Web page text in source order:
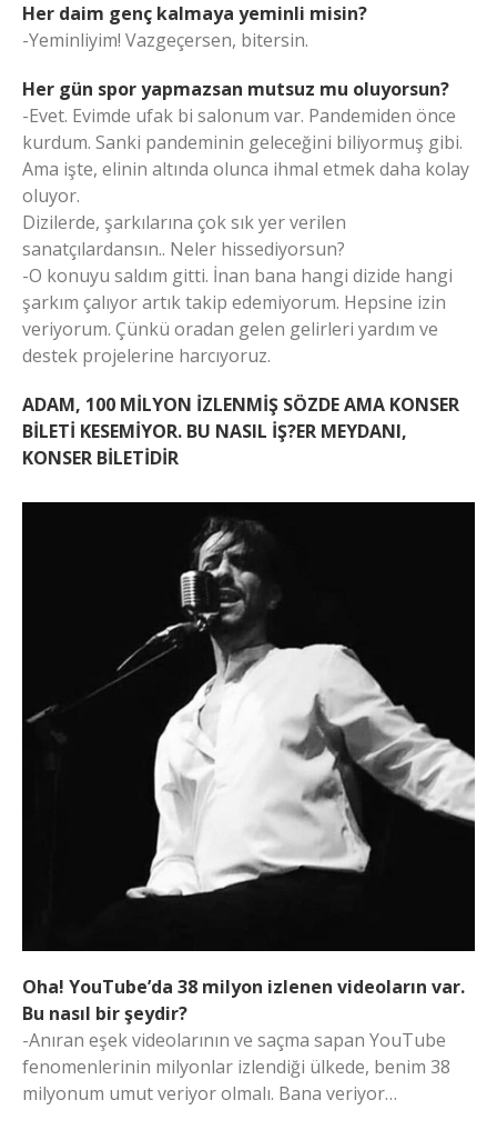
Her daim genç kalmaya yeminli misin?
-Yeminliyim! Vazgeçersen, bitersin.
Her gün spor yapmazsan mutsuz mu oluyorsun?
-Evet. Evimde ufak bi salonum var. Pandemiden önce
kurdum. Sanki pandeminin geleceğini biliyormuş gibi.
Ama işte, elinin altında olunca ihmal etmek daha kolay
oluyor.
Dizilerde, şarkılarına çok sık yer verilen
sanatçılardansın.. Neler hissediyorsun?
-O konuyu saldım gitti. İnan bana hangi dizide hangi
şarkım çalıyor artık takip edemiyorum. Hepsine izin
veriyorum. Çünkü oradan gelen gelirleri yardım ve
destek projelerine harcıyoruz.
ADAM, 100 MİLYON İZLENMİŞ SÖZDE AMA KONSER
BİLETİ KESEMİYOR. BU NASIL İŞ?ER MEYDANI,
KONSER BİLETİDİR
Oha! YouTube’da 38 milyon izlenen videoların var.
Bu nasıl bir şeydir?
-Anıran eşek videolarının ve saçma sapan YouTube
fenomenlerinin milyonlar izlendiği ülkede, benim 38
milyonum umut veriyor olmalı. Bana veriyor…